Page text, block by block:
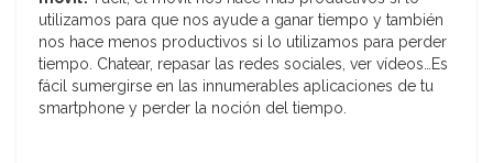
utilizamos para que nos ayude a ganar tiempo y también
nos hace menos productivos si lo utilizamos para perder
tiempo. Chatear, repasar las redes sociales, ver vídeos…Es
fácil sumergirse en las innumerables aplicaciones de tu
smartphone y perder la noción del tiempo.